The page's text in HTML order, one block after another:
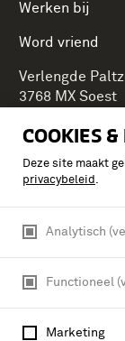
COOKIES
Deze site maakt
privacybeleid .
Analytisch
Functioneel
Marketing
Werken bij
Word vriend
Verlengde
3768 MX Soest
Onderdeel van